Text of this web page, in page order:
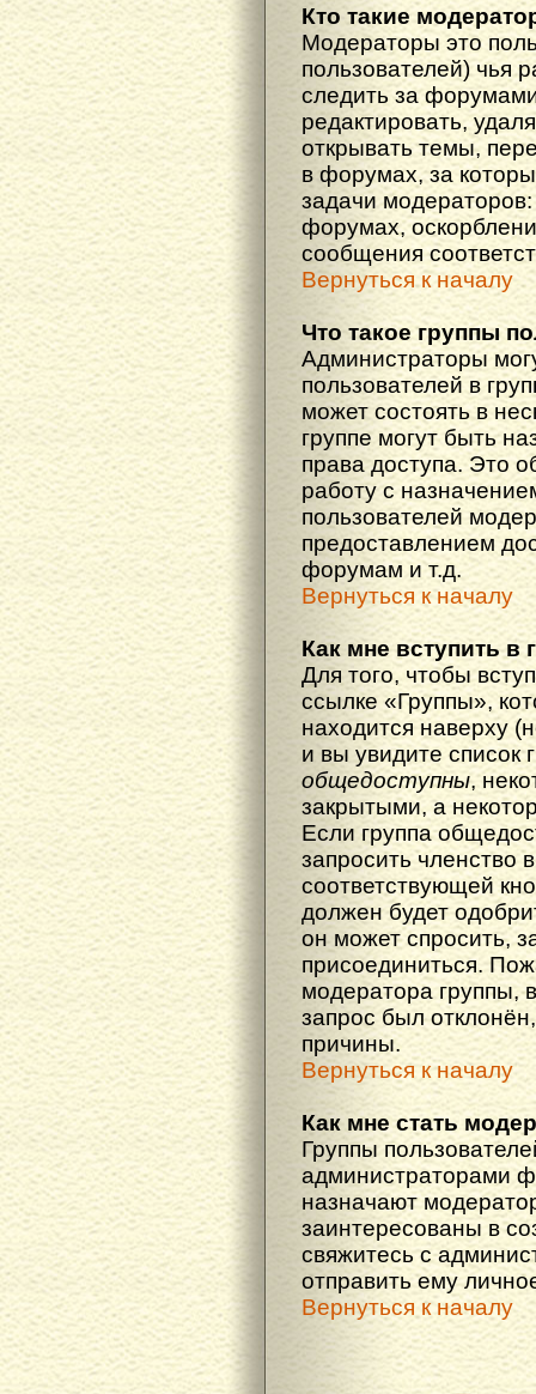
Кто такие
Модераторы это
пользователей) чья
следить за
редактировать,
открывать темы,
в форумах, за
задачи
форумах,
сообщения
Вернуться к началу
Что такое группы
Администраторы
пользователей в
может состоять в
группе могут быть
права доступа. Это
работу с
пользователей
предоставлением
форумам и т.д.
Вернуться к началу
Как мне вступить в
Для того, чтобы
ссылке «Группы»,
находится наверху
и вы увидите список
общедоступны,
закрытыми, а
Если группа
запросить членство
соответствующей
должен будет
он может спросить,
присоединиться.
модератора группы,
запрос был
причины.
Вернуться к началу
Как мне стать
Группы
администраторами
назначают
заинтересованы в
свяжитесь с
отправить ему
Вернуться к началу